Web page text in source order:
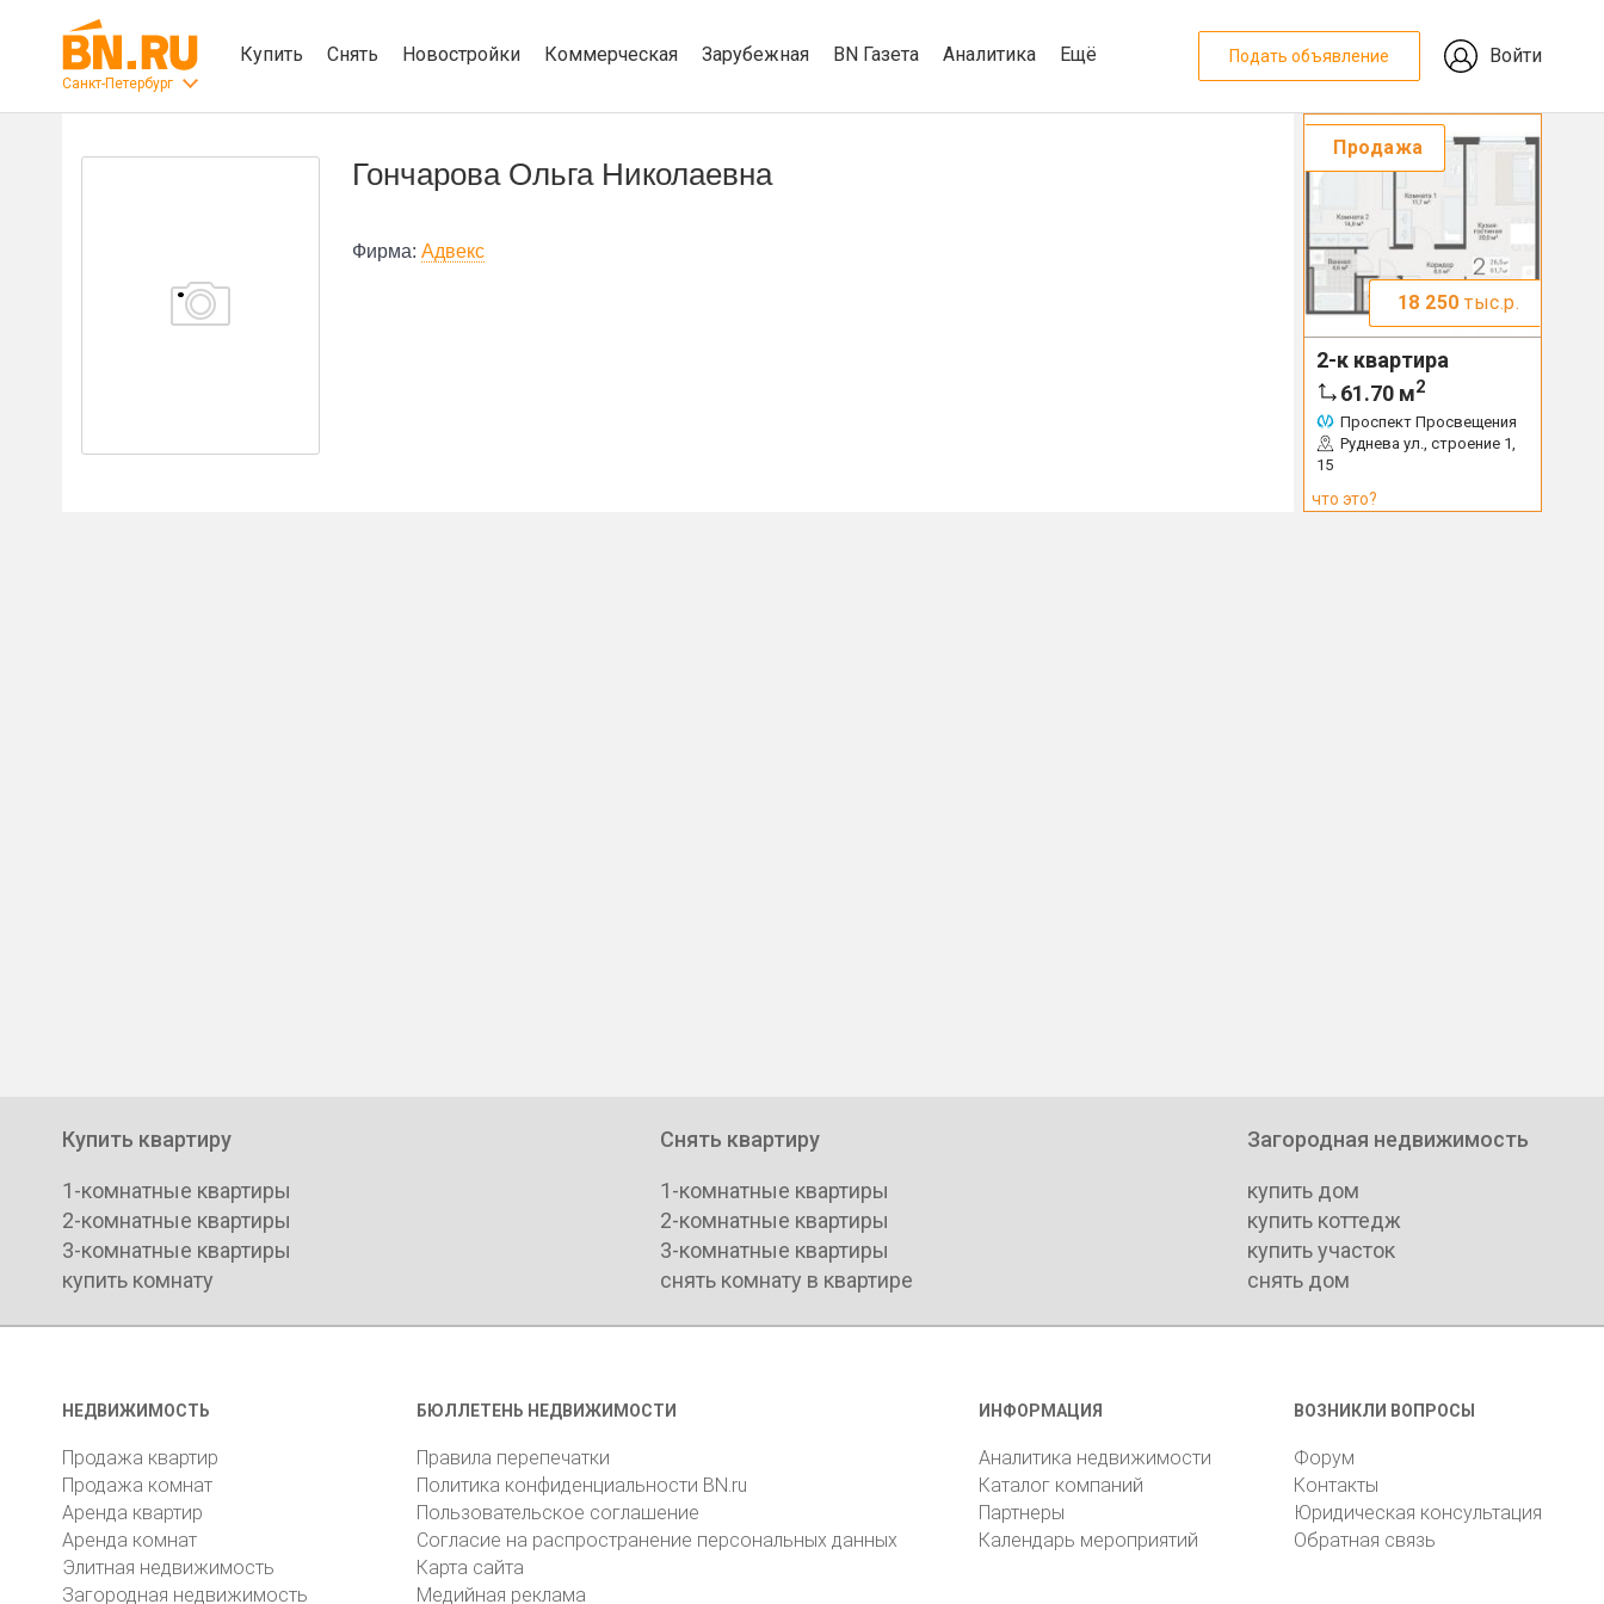
Санкт-Петербург
Купить Снять Новостройки Коммерческая Зарубежная BN Газета Аналитика Ещё Подать объявление Войти
Гончарова Ольга Николаевна
Фирма: Адвекс
Продажа
18 250 тыс.р.
2-к квартира
61.70 м2
Проспект Просвещения
Руднева ул., строение 1,
15
что это?
Купить квартиру
1-комнатные квартиры
2-комнатные квартиры
3-комнатные квартиры
купить комнату
Снять квартиру
1-комнатные квартиры
2-комнатные квартиры
3-комнатные квартиры
снять комнату в квартире
Загородная недвижимость
купить дом
купить коттедж
купить участок
снять дом
НЕДВИЖИМОСТЬ
Продажа квартир
Продажа комнат
Аренда квартир
Аренда комнат
Элитная недвижимость
Загородная недвижимость
БЮЛЛЕТЕНЬ НЕДВИЖИМОСТИ
Правила перепечатки
Политика конфиденциальности BN.ru
Пользовательское соглашение
Согласие на распространение персональных данных
Карта сайта
Медийная реклама
ИНФОРМАЦИЯ
Аналитика недвижимости
Каталог компаний
Партнеры
Календарь мероприятий
ВОЗНИКЛИ ВОПРОСЫ
Форум
Контакты
Юридическая консультация
Обратная связь